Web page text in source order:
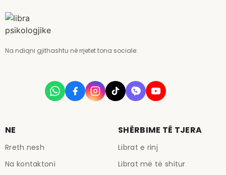
Na ndiqni gjithashtu në rrjetet tona sociale:
NE
Rreth nesh
Na kontaktoni
SHËRBIME TË TJERA
Librat e rinj
Librat më të shitur